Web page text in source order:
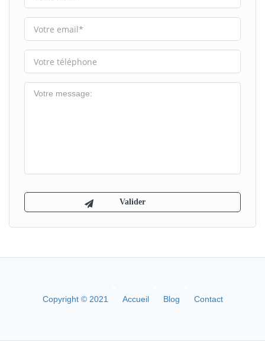
Copyright © 2021 Accueil Blog Contact